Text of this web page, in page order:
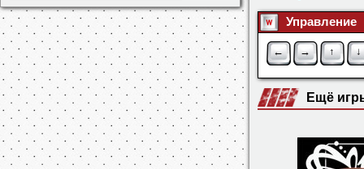
Управление
← → ↑ ↓
Ещё